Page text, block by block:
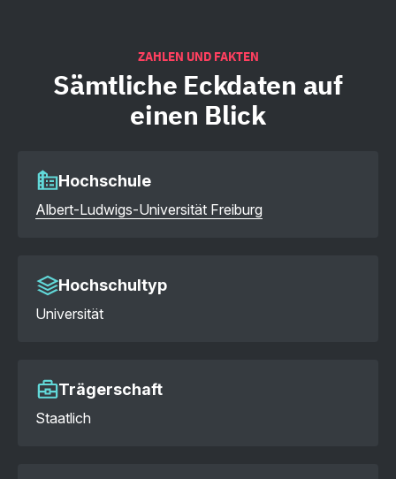
ZAHLEN UND FAKTEN
Sämtliche Eckdaten auf
einen Blick
Hochschule
Albert-Ludwigs-Universität Freiburg
Hochschultyp
Universität
Trägerschaft
Staatlich